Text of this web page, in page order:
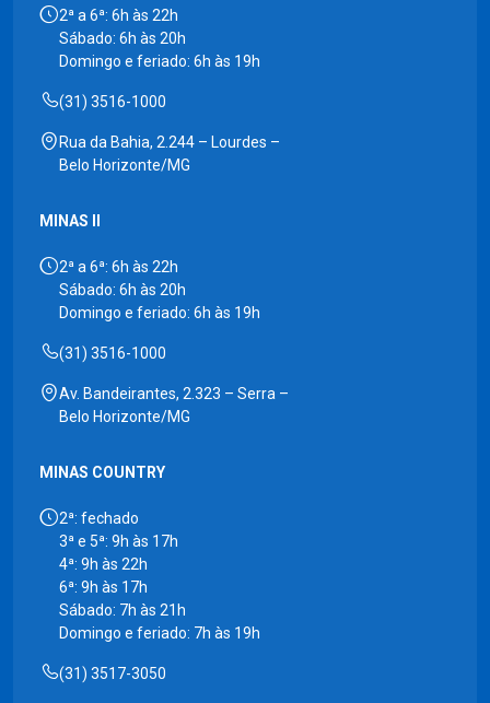
2ª a 6ª: 6h às 22h
Sábado: 6h às 20h
Domingo e feriado: 6h às 19h
(31) 3516-1000
Rua da Bahia, 2.244 – Lourdes –
Belo Horizonte/MG
MINAS II
2ª a 6ª: 6h às 22h
Sábado: 6h às 20h
Domingo e feriado: 6h às 19h
(31) 3516-1000
Av. Bandeirantes, 2.323 – Serra –
Belo Horizonte/MG
MINAS COUNTRY
2ª: fechado
3ª e 5ª: 9h às 17h
4ª: 9h às 22h
6ª: 9h às 17h
Sábado: 7h às 21h
Domingo e feriado: 7h às 19h
(31) 3517-3050